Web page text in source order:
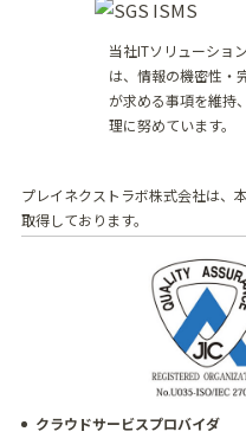
当社ITソリューショ
は、情報の機密性・
が求める事項を維持
理に努めています。
プレイネクストラボ株式会社は、
取得しております。
クラウドサービスプロバイダ